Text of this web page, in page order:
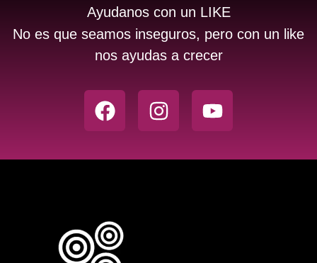
Ayudanos con un LIKE
No es que seamos inseguros, pero con un like
nos ayudas a crecer